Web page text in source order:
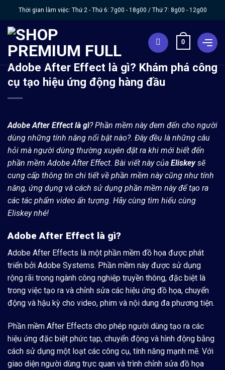
Chuyển
nội
dung
Thời gian làm việc: Thứ 2 - Thứ 6: 7g00 - 18g00 / Thứ 7: 8g00 - 12g00
0
Adobe After Effect là gì? Khám phá công
cụ tạo hiệu ứng động hàng đầu
Adobe After Effect là gì?Phần mềm này đem đến cho người
dùng những tính năng nổi bật nào?. Đây đều là những câu
hỏi mà người dùng thường xuyên đặt ra khi mới biết đến
phần mềm Adobe After Effect. Bài viết này của Eliskeysẽ
cung cấp thông tin chi tiết về phần mềm này cũng như tính
năng, ứng dụng và cách sử dụng phần mềm này để tạo ra
các tác phẩm video ấn tượng. Hãy cùng tìm hiểu cùng
Eliskey nhé!
Adobe After Effect là gì?
Adobe After Effects là một phần mềm đồ họa được phát
triển bởi Adobe Systems. Phần mềm này được sử dụng
rộng rãi trong ngành công nghiệp truyền thông, đặc biệt là
trong việc tạo ra và chỉnh sửa các hiệu ứng đồ họa, chuyển
động và hậu kỳ cho video, phim và nội dung đa phương tiện.
Phần mềm After Effects cho phép người dùng tạo ra các
hiệu ứng đặc biệt phức tạp, chuyển động và hình động bằng
cách sử dụng một loạt các công cụ, tính năng mạnh mẽ. Với
giao diện người dùng trực quan và trình chỉnh sửa đồ họa